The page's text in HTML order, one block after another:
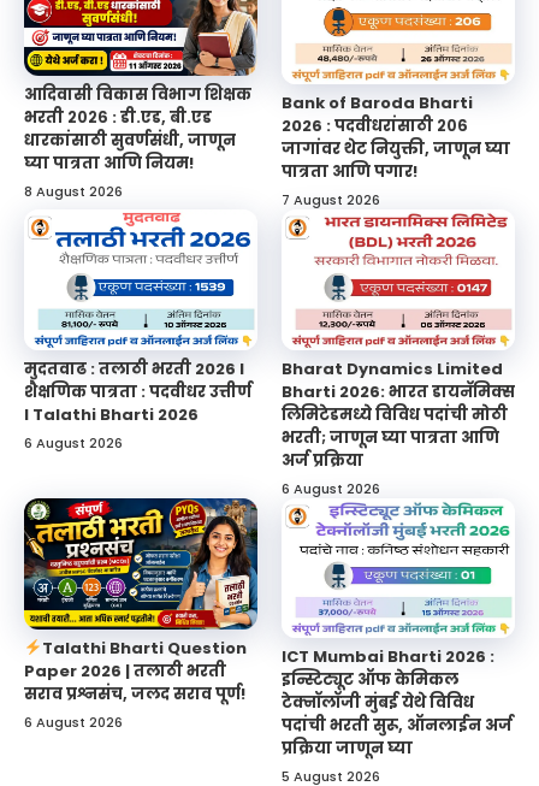
आदिवासी विकास विभाग शिक्षक
भरती २०२६ : डी.एड, बी.एड
धारकांसाठी सुवर्णसंधी, जाणून
घ्या पात्रता आणि नियम!
8 August 2026
Bank of Baroda Bharti
2026 : पदवीधरांसाठी २०६
जागांवर थेट नियुक्ती, जाणून घ्या
पात्रता आणि पगार!
7 August 2026
मुदतवाढ : तलाठी भरती 2026 l
शैक्षणिक पात्रता : पदवीधर उत्तीर्ण
l Talathi Bharti 2026
6 August 2026
Bharat Dynamics Limited
Bharti 2026: भारत डायनॅमिक्स
लिमिटेडमध्ये विविध पदांची मोठी
भरती; जाणून घ्या पात्रता आणि
अर्ज प्रक्रिया
6 August 2026
Talathi Bharti Question
Paper 2026 | तलाठी भरती
सराव प्रश्नसंच, जलद सराव पूर्ण!
6 August 2026
ICT Mumbai Bharti 2026 :
इन्स्टिट्यूट ऑफ केमिकल
टेक्नॉलॉजी मुंबई येथे विविध
पदांची भरती सुरू, ऑनलाईन अर्ज
प्रक्रिया जाणून घ्या
5 August 2026